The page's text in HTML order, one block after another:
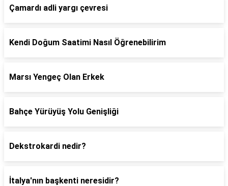
Çamardı adli yargı çevresi
Kendi Doğum Saatimi Nasıl Öğrenebilirim
Marsı Yengeç Olan Erkek
Bahçe Yürüyüş Yolu Genişliği
Dekstrokardi nedir?
İtalya'nın başkenti neresidir?